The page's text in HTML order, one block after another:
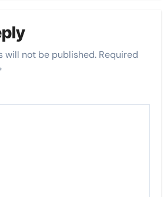
will not be published. Required